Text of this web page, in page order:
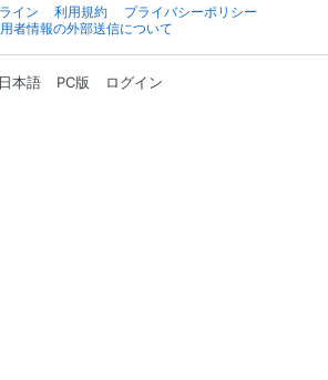
イン 利用規約
プライバシーポリシー
者情報の外部送信について
日本語 PC版 ログイン